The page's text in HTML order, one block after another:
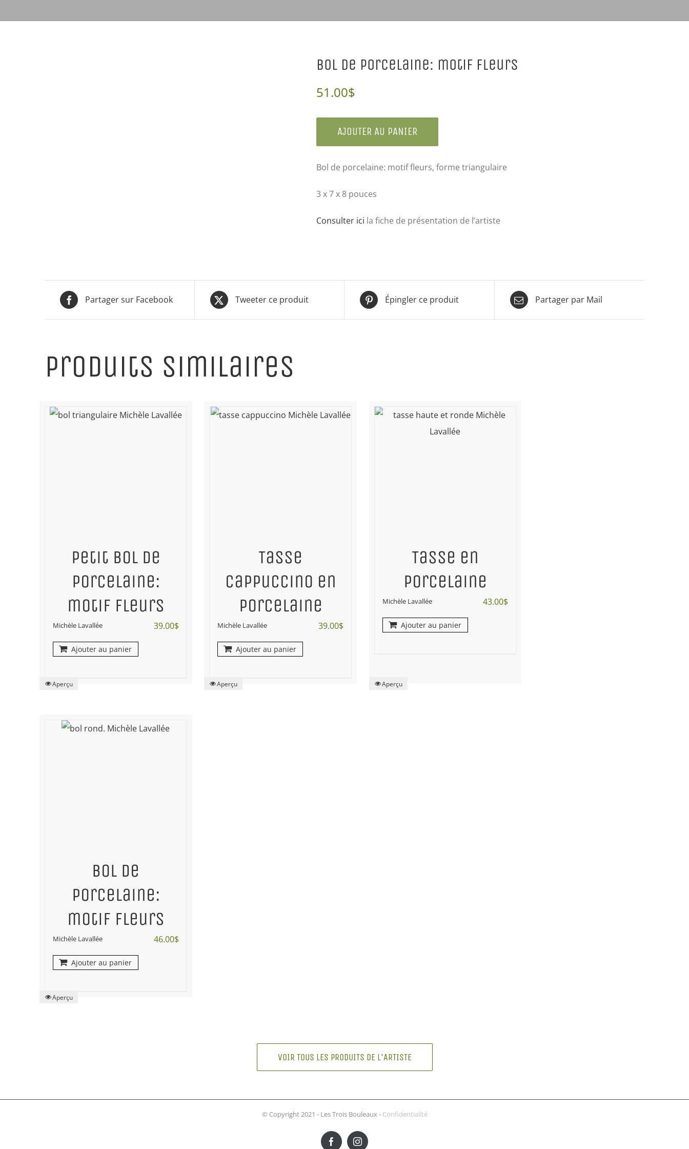
Bol de porcelaine: motif fleurs
51.00$
AJOUTER AU PANIER
Bol de porcelaine: motif fleurs, forme triangulaire
3 x 7 x 8 pouces
Consulter ici la fiche de présentation de l’artiste
Partager sur Facebook Tweeter ce produit Épingler ce produit Partager par Mail
Produits similaires
Petit bol de
porcelaine:
motif fleurs
Michèle Lavallée 39.00$
Ajouter au panier
Aperçu
Tasse
cappuccino en
porcelaine
Michèle Lavallée 39.00$
Ajouter au panier
Aperçu
Tasse en
porcelaine
Michèle Lavallée 43.00$
Ajouter au panier
Aperçu
Bol de
porcelaine:
motif fleurs
Michèle Lavallée 46.00$
Ajouter au panier
Aperçu
VOIR TOUS LES PRODUITS DE L'ARTISTE
© Copyright 2021 - Les Trois Bouleaux - Confidentialité
FacebookInstagram